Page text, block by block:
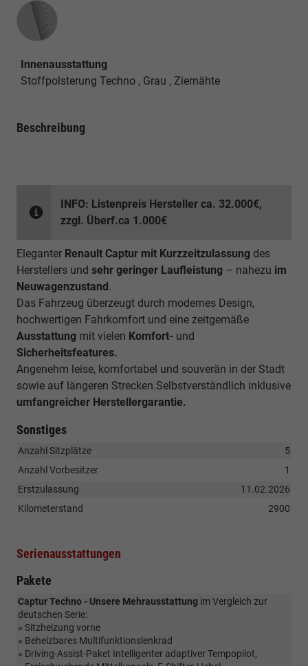
Innenausstattung
Innenausstattung
Stoffpolsterung Techno , Grau , Ziernähte
Beschreibung
INFO: Listenpreis Hersteller ca. 32.000€,
zzgl. Überf.ca 1.000€
Eleganter Renault Captur mit Kurzzeitzulassung des
Herstellers und sehr geringer Laufleistung – nahezu im
Neuwagenzustand.
Das Fahrzeug überzeugt durch modernes Design,
hochwertigen Fahrkomfort und eine zeitgemäße
Ausstattung mit vielen Komfort- und
Sicherheitsfeatures.
Angenehm leise, komfortabel und souverän in der Stadt
sowie auf längeren Strecken.Selbstverständlich inklusive
umfangreicher Herstellergarantie.
Sonstiges
Anzahl Sitzplätze
5
Anzahl Vorbesitzer
1
Erstzulassung
11.02.2026
Kilometerstand
2900
Serienausstattungen
Pakete
Captur Techno - Unsere Mehrausstattung im Vergleich zur
deutschen Serie:
» Sitzheizung vorne
» Beheizbares Multifunktionslenkrad
» Driving-Assist-Paket Intelligenter adaptiver Tempopilot,